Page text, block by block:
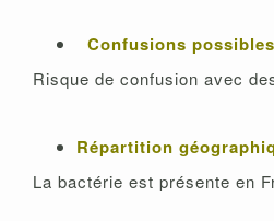
Confusions possibles
Risque de confusion avec
Répartition
La bactérie est présente en